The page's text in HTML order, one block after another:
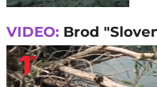
VIDEO: Brod